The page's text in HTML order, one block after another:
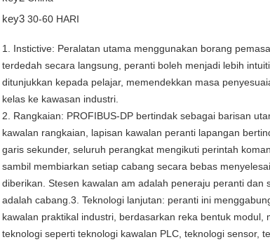
key330-60 HARI
1. Instictive: Peralatan utama menggunakan borang
terdedah secara langsung, peranti boleh menjadi lebih
ditunjukkan kepada pelajar, memendekkan masa
kelas ke kawasan industri.
2. Rangkaian: PROFIBUS-DP bertindak sebagai barisan
kawalan rangkaian, lapisan kawalan peranti lapangan
garis sekunder, seluruh perangkat mengikuti perintah
sambil membiarkan setiap cabang secara bebas
diberikan. Stesen kawalan am adalah peneraju peranti dan
adalah cabang.3. Teknologi lanjutan: peranti ini
kawalan praktikal industri, berdasarkan reka bentuk modul,
teknologi seperti teknologi kawalan PLC, teknologi sensor,